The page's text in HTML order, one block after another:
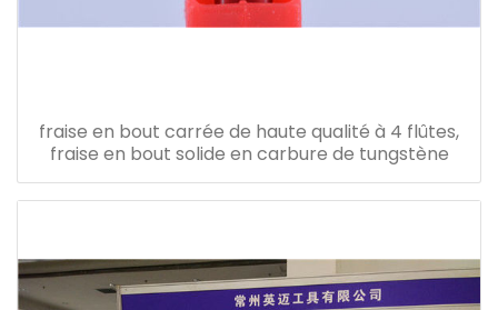
fraise en bout carrée de haute qualité à 4 flûtes,
fraise en bout solide en carbure de tungstène